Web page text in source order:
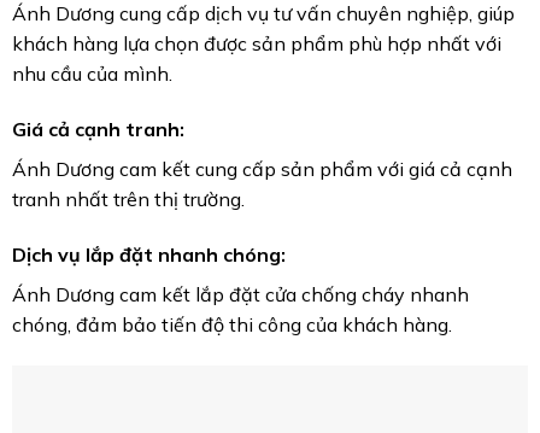
Ánh Dương cung cấp dịch vụ tư vấn chuyên nghiệp, giúp
khách hàng lựa chọn được sản phẩm phù hợp nhất với
nhu cầu của mình.
Giá cả cạnh tranh:
Ánh Dương cam kết cung cấp sản phẩm với giá cả cạnh
tranh nhất trên thị trường.
Dịch vụ lắp đặt nhanh chóng:
Ánh Dương cam kết lắp đặt cửa chống cháy nhanh
chóng, đảm bảo tiến độ thi công của khách hàng.